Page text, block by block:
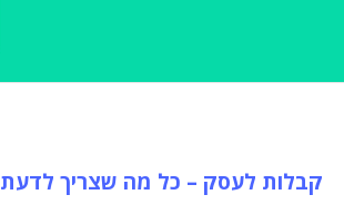
קבלות לעסק – כל מה שצריך לדעת